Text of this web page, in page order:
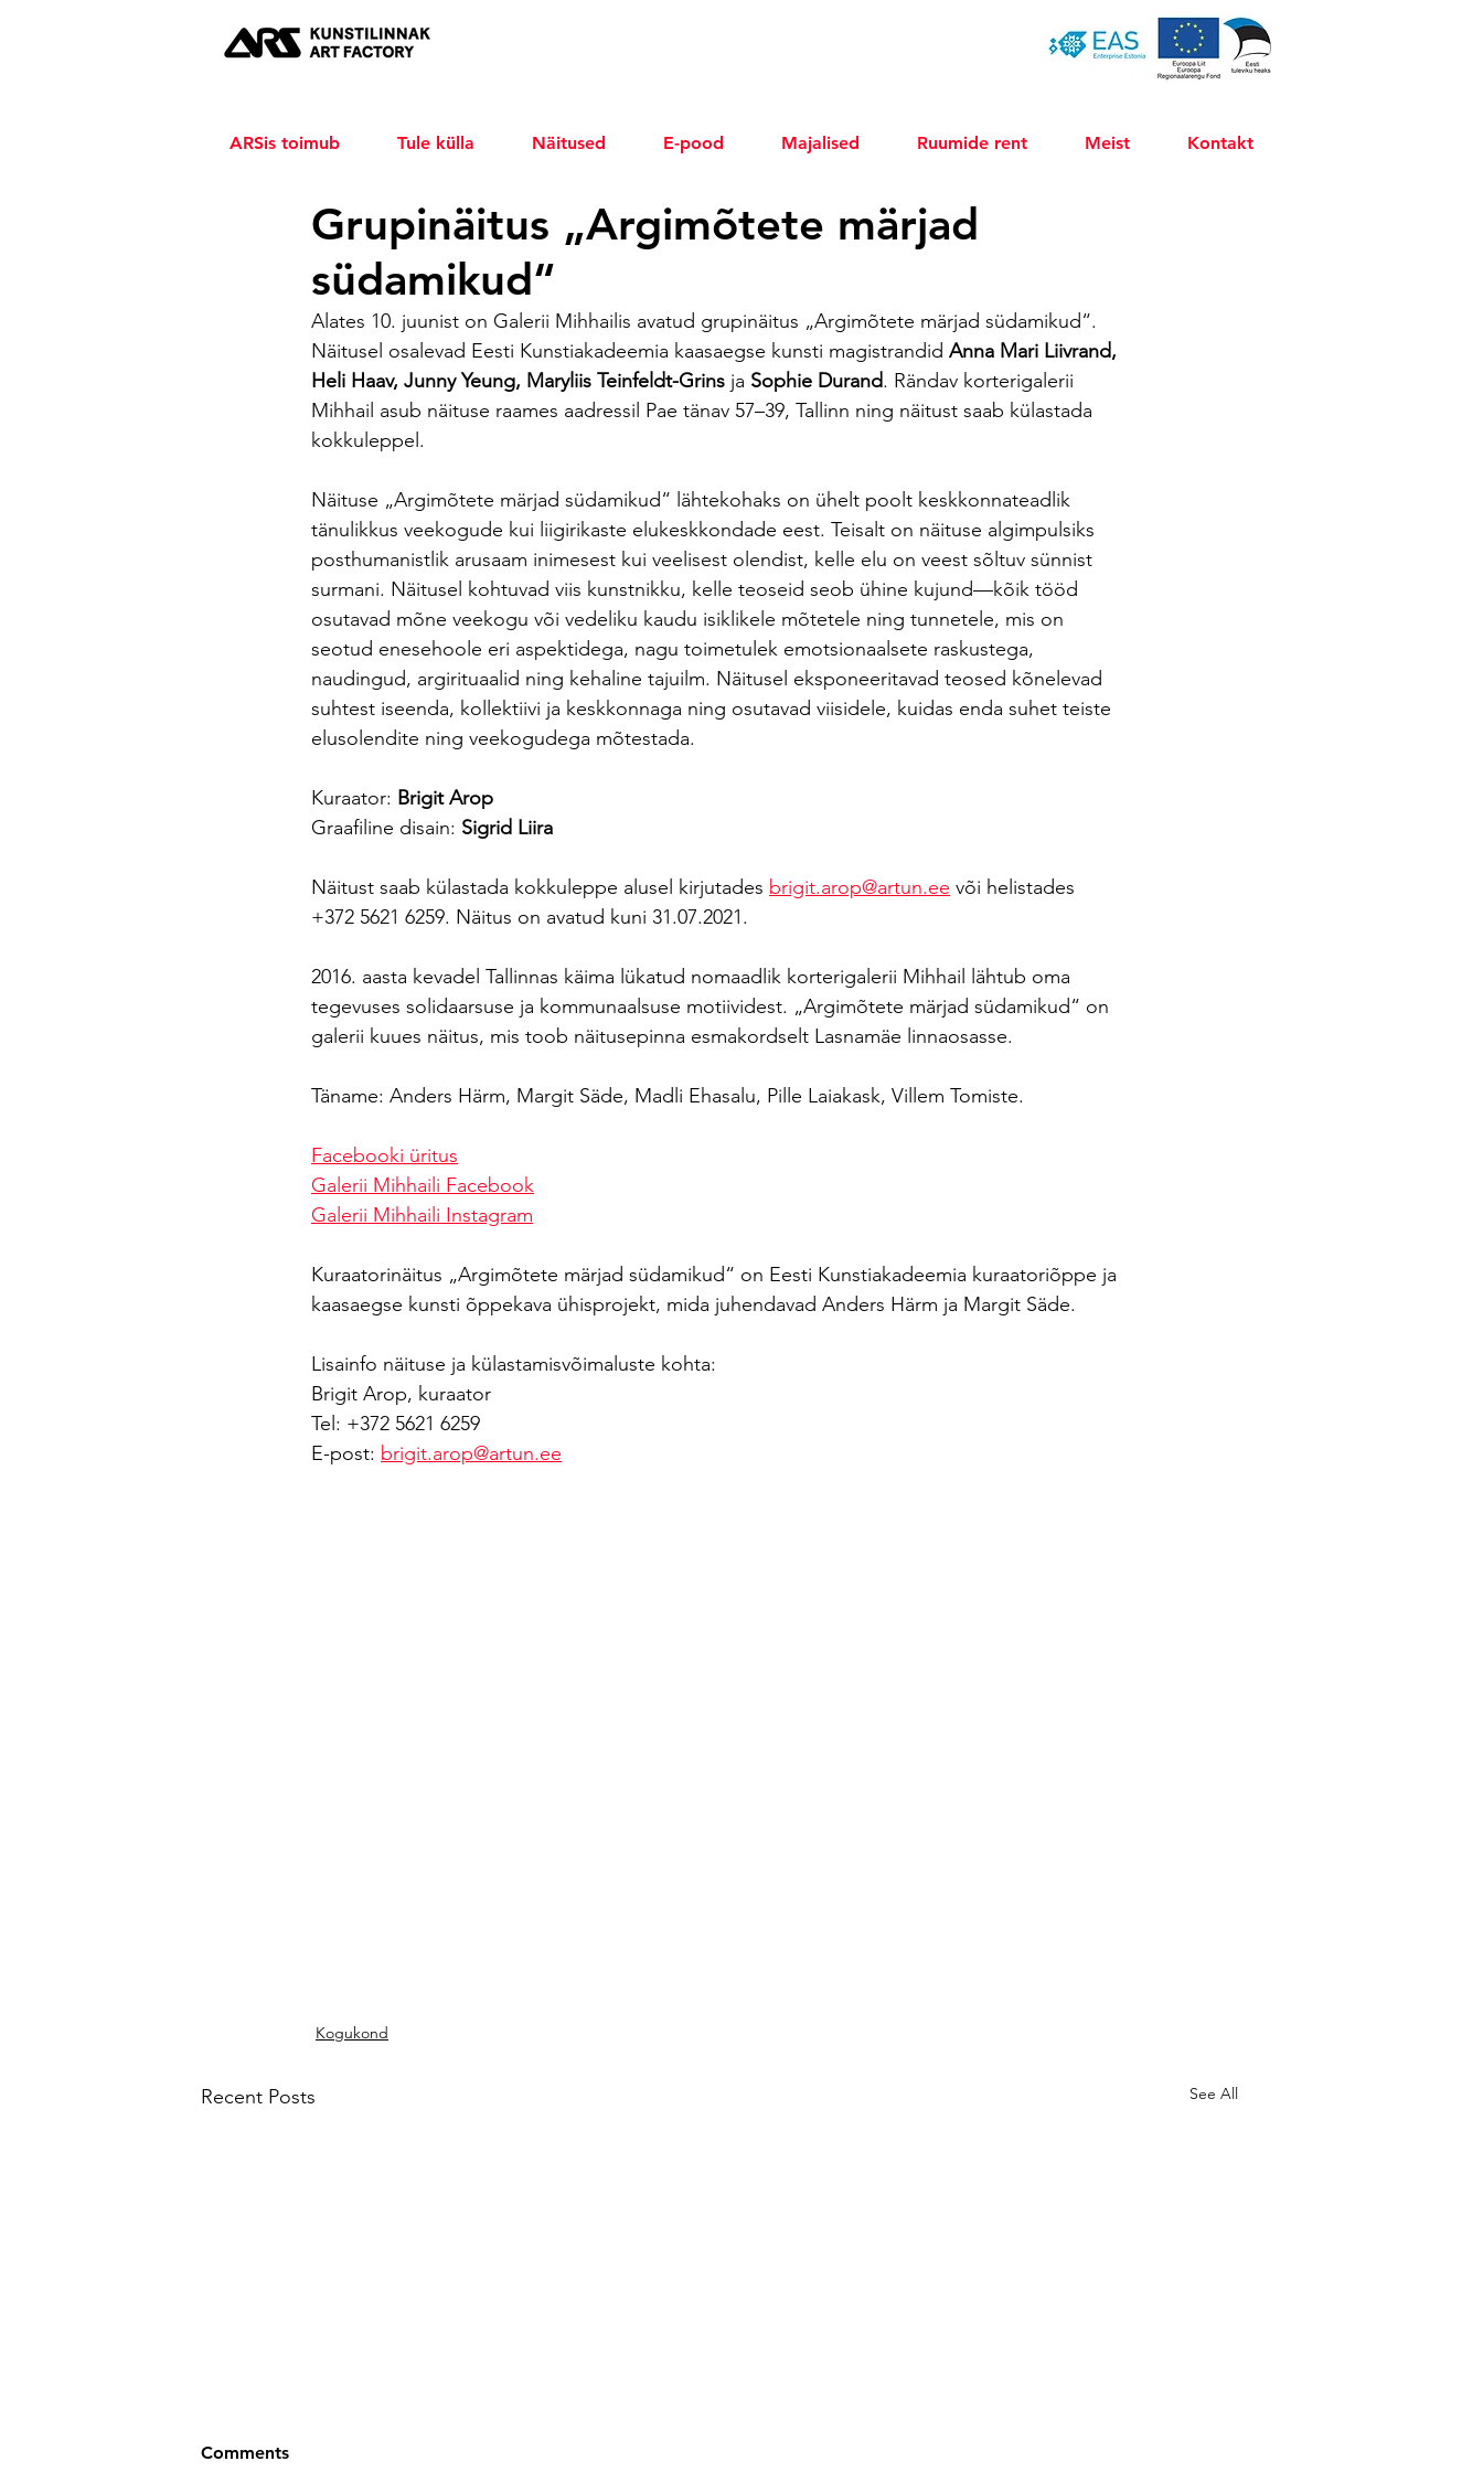
ARSis toimub Tule külla Näitused E-pood Majalised Ruumide rent Meist Kontakt
Grupinäitus „Argimõtete märjad
südamikud“
Alates 10. juunist on Galerii Mihhailis avatud grupinäitus „Argimõtete märjad südamikud“.
Näitusel osalevad Eesti Kunstiakadeemia kaasaegse kunsti magistrandid Anna Mari Liivrand,
Heli Haav, Junny Yeung, Maryliis Teinfeldt-Grins ja Sophie Durand. Rändav korterigalerii
Mihhail asub näituse raames aadressil Pae tänav 57–39, Tallinn ning näitust saab külastada
kokkuleppel.
Näituse „Argimõtete märjad südamikud“ lähtekohaks on ühelt poolt keskkonnateadlik
tänulikkus veekogude kui liigirikaste elukeskkondade eest. Teisalt on näituse algimpulsiks
posthumanistlik arusaam inimesest kui veelisest olendist, kelle elu on veest sõltuv sünnist
surmani. Näitusel kohtuvad viis kunstnikku, kelle teoseid seob ühine kujund—kõik tööd
osutavad mõne veekogu või vedeliku kaudu isiklikele mõtetele ning tunnetele, mis on
seotud enesehoole eri aspektidega, nagu toimetulek emotsionaalsete raskustega,
naudingud, argirituaalid ning kehaline tajuilm. Näitusel eksponeeritavad teosed kõnelevad
suhtest iseenda, kollektiivi ja keskkonnaga ning osutavad viisidele, kuidas enda suhet teiste
elusolendite ning veekogudega mõtestada.
Kuraator: Brigit Arop
Graafiline disain: Sigrid Liira
Näitust saab külastada kokkuleppe alusel kirjutades brigit.arop@artun.ee või helistades
+372 5621 6259. Näitus on avatud kuni 31.07.2021.
2016. aasta kevadel Tallinnas käima lükatud nomaadlik korterigalerii Mihhail lähtub oma
tegevuses solidaarsuse ja kommunaalsuse motiividest. „Argimõtete märjad südamikud“ on
galerii kuues näitus, mis toob näitusepinna esmakordselt Lasnamäe linnaosasse.
Täname: Anders Härm, Margit Säde, Madli Ehasalu, Pille Laiakask, Villem Tomiste.
Facebooki üritus
Galerii Mihhaili Facebook
Galerii Mihhaili Instagram
Kuraatorinäitus „Argimõtete märjad südamikud“ on Eesti Kunstiakadeemia kuraatoriõppe ja
kaasaegse kunsti õppekava ühisprojekt, mida juhendavad Anders Härm ja Margit Säde.
Lisainfo näituse ja külastamisvõimaluste kohta:
Brigit Arop, kuraator
Tel: +372 5621 6259
E-post: brigit.arop@artun.ee
Kogukond
Recent Posts See All
Comments